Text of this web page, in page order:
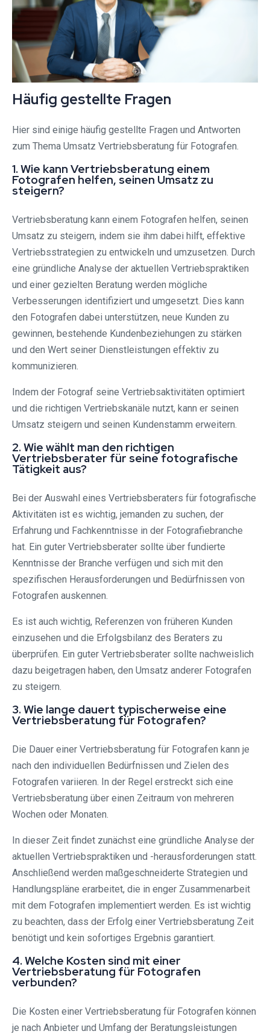
Häufig gestellte Fragen
Hier sind einige häufig gestellte Fragen und Antworten
zum Thema Umsatz Vertriebsberatung für Fotografen.
1. Wie kann Vertriebsberatung einem
Fotografen helfen, seinen Umsatz zu
steigern?
Vertriebsberatung kann einem Fotografen helfen, seinen
Umsatz zu steigern, indem sie ihm dabei hilft, effektive
Vertriebsstrategien zu entwickeln und umzusetzen. Durch
eine gründliche Analyse der aktuellen Vertriebspraktiken
und einer gezielten Beratung werden mögliche
Verbesserungen identifiziert und umgesetzt. Dies kann
den Fotografen dabei unterstützen, neue Kunden zu
gewinnen, bestehende Kundenbeziehungen zu stärken
und den Wert seiner Dienstleistungen effektiv zu
kommunizieren.
Indem der Fotograf seine Vertriebsaktivitäten optimiert
und die richtigen Vertriebskanäle nutzt, kann er seinen
Umsatz steigern und seinen Kundenstamm erweitern.
2. Wie wählt man den richtigen
Vertriebsberater für seine fotografische
Tätigkeit aus?
Bei der Auswahl eines Vertriebsberaters für fotografische
Aktivitäten ist es wichtig, jemanden zu suchen, der
Erfahrung und Fachkenntnisse in der Fotografiebranche
hat. Ein guter Vertriebsberater sollte über fundierte
Kenntnisse der Branche verfügen und sich mit den
spezifischen Herausforderungen und Bedürfnissen von
Fotografen auskennen.
Es ist auch wichtig, Referenzen von früheren Kunden
einzusehen und die Erfolgsbilanz des Beraters zu
überprüfen. Ein guter Vertriebsberater sollte nachweislich
dazu beigetragen haben, den Umsatz anderer Fotografen
zu steigern.
3. Wie lange dauert typischerweise eine
Vertriebsberatung für Fotografen?
Die Dauer einer Vertriebsberatung für Fotografen kann je
nach den individuellen Bedürfnissen und Zielen des
Fotografen variieren. In der Regel erstreckt sich eine
Vertriebsberatung über einen Zeitraum von mehreren
Wochen oder Monaten.
In dieser Zeit findet zunächst eine gründliche Analyse der
aktuellen Vertriebspraktiken und -herausforderungen statt.
Anschließend werden maßgeschneiderte Strategien und
Handlungspläne erarbeitet, die in enger Zusammenarbeit
mit dem Fotografen implementiert werden. Es ist wichtig
zu beachten, dass der Erfolg einer Vertriebsberatung Zeit
benötigt und kein sofortiges Ergebnis garantiert.
4. Welche Kosten sind mit einer
Vertriebsberatung für Fotografen
verbunden?
Die Kosten einer Vertriebsberatung für Fotografen können
je nach Anbieter und Umfang der Beratungsleistungen